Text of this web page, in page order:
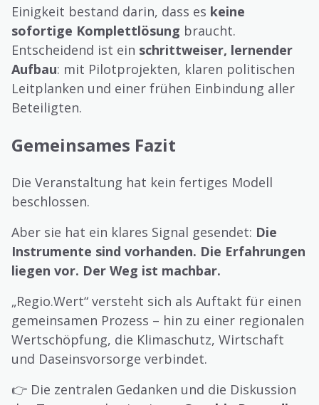
Einigkeit bestand darin, dass es keine
sofortige Komplettlösung braucht.
Entscheidend ist ein schrittweiser, lernender
Aufbau: mit Pilotprojekten, klaren politischen
Leitplanken und einer frühen Einbindung aller
Beteiligten.
Gemeinsames Fazit
Die Veranstaltung hat kein fertiges Modell
beschlossen.
Aber sie hat ein klares Signal gesendet: Die
Instrumente sind vorhanden. Die Erfahrungen
liegen vor. Der Weg ist machbar.
„Regio.Wert“ versteht sich als Auftakt für einen
gemeinsamen Prozess – hin zu einer regionalen
Wertschöpfung, die Klimaschutz, Wirtschaft
und Daseinsvorsorge verbindet.
👉 Die zentralen Gedanken und die Diskussion